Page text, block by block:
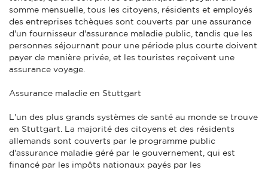
somme mensuelle, tous les citoyens, résidents et employés
des entreprises tchèques sont couverts par une assurance
d'un fournisseur d'assurance maladie public, tandis que les
personnes séjournant pour une période plus courte doivent
payer de manière privée, et les touristes reçoivent une
assurance voyage.
Assurance maladie en Stuttgart
L'un des plus grands systèmes de santé au monde se trouve
en Stuttgart. La majorité des citoyens et des résidents
allemands sont couverts par le programme public
d'assurance maladie géré par le gouvernement, qui est
financé par les impôts nationaux payés par les